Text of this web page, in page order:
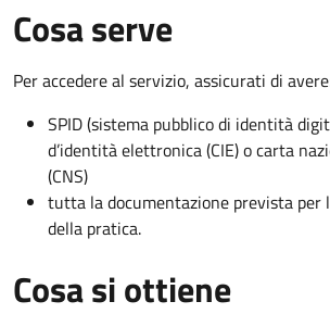
Cosa serve
Per accedere al servizio, assicurati di
SPID (sistema pubblico di identità
d’identità elettronica (CIE) o carta
(CNS)
tutta la documentazione prevista per
della pratica.
Cosa si ottiene